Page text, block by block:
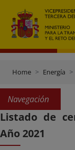
Home Energía
Navegación
Listado de
Año 2021